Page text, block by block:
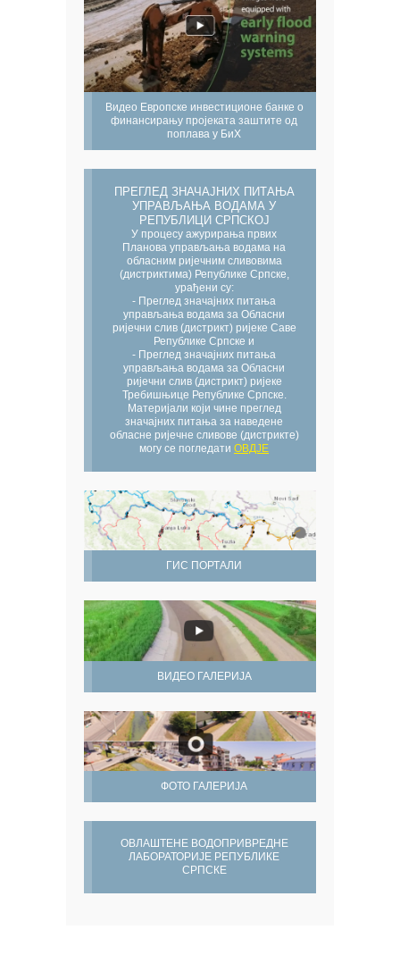
Видео Европске инвестиционе банке о
финансирању пројеката заштите од
поплава у БиХ
ПРЕГЛЕД ЗНАЧАЈНИХ ПИТАЊА
УПРАВЉАЊА ВОДАМА У
РЕПУБЛИЦИ СРПСКОЈ
У процесу ажурирања првих
Планова управљања водама на
обласним ријечним сливовима
(дистриктима) Републике Српске,
урађени су:
- Преглед значајних питања
управљања водама за Обласни
ријечни слив (дистрикт) ријеке Саве
Републике Српске и
- Преглед значајних питања
управљања водама за Обласни
ријечни слив (дистрикт) ријеке
Требишњице Републике Српске.
Материјали који чине преглед
значајних питања за наведене
обласне ријечне сливове (дистрикте)
могу се погледати ОВДЈЕ
ГИС ПОРТАЛИ
ВИДЕО ГАЛЕРИЈА
ФОТО ГАЛЕРИЈА
ОВЛАШТЕНЕ ВОДОПРИВРЕДНЕ
ЛАБОРАТОРИЈЕ РЕПУБЛИКЕ
СРПСКЕ